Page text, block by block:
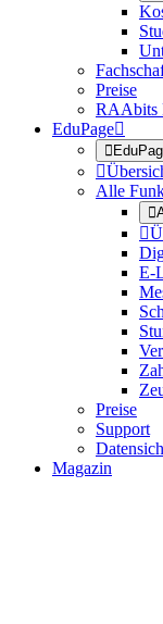
Preise
RAAbits
EduPage


Alle


E-
Preise
Support
Magazin